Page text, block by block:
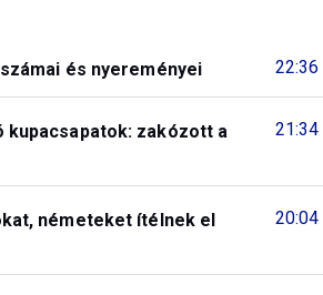
22:36
és nyereményei
21:34
kupacsapatok: zakózott a
20:04
németeket ítélnek el